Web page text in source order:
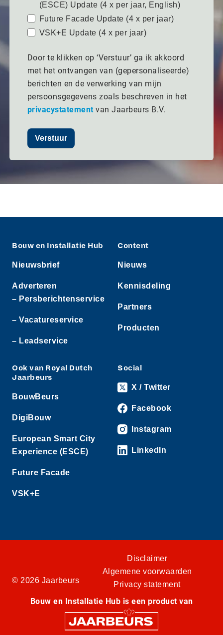
(ESCE) Update (4 x per jaar, English)
Future Facade Update (4 x per jaar)
VSK+E Update (4 x per jaar)
Door te klikken op ‘Verstuur’ ga ik akkoord
met het ontvangen van (gepersonaliseerde)
berichten en de verwerking van mijn
persoonsgegevens zoals beschreven in het
privacystatementvan Jaarbeurs B.V.
Verstuur
Bouw en Installatie Hub
Nieuwsbrief
Adverteren
– Persberichtenservice
– Vacatureservice
– Leadservice
Content
Nieuws
Kennisdeling
Partners
Producten
Ook van Royal Dutch
Jaarbeurs
BouwBeurs
DigiBouw
European Smart City
Experience (ESCE)
Future Facade
VSK+E
Social
X / Twitter
Facebook
Instagram
LinkedIn
© 2026 Jaarbeurs
Disclaimer
Algemene voorwaarden
Privacy statement
Bouw en Installatie Hub is een product van